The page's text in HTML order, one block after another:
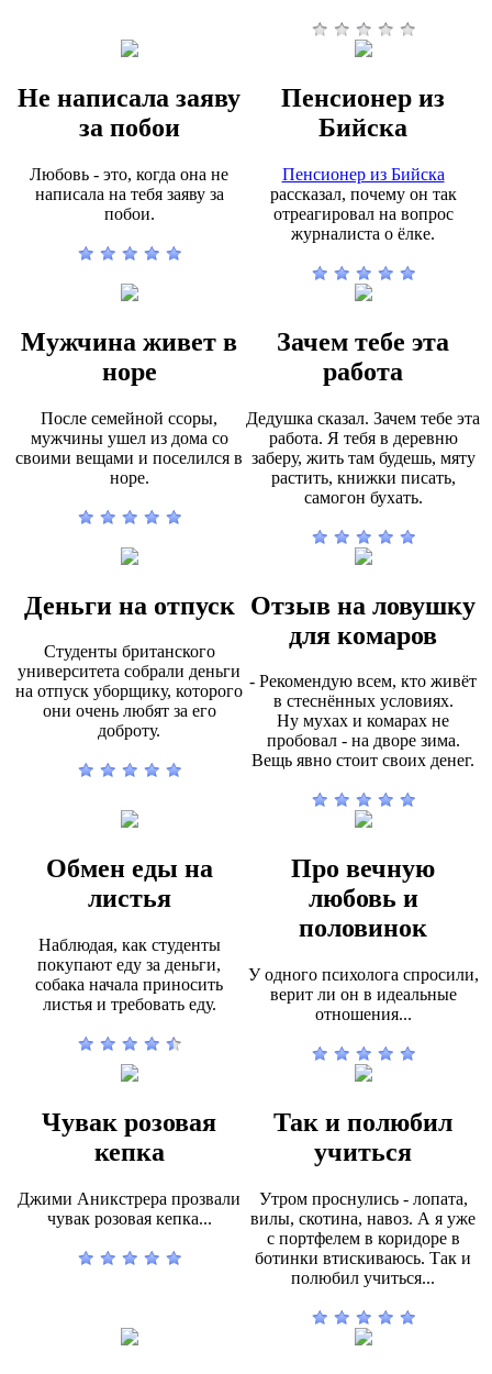
Не написала заяву
за побои
Любовь - это, когда она не
написала на тебя заяву за
побои.
Пенсионер из
Бийска
Пенсионер из Бийска
рассказал, почему он так
отреагировал на вопрос
журналиста о ёлке.
Мужчина живет в
норе
После семейной ссоры,
мужчины ушел из дома со
своими вещами и поселился в
норе.
Зачем тебе эта
работа
Дедушка сказал. Зачем тебе эта
работа. Я тебя в деревню
заберу, жить там будешь, мяту
растить, книжки писать,
самогон бухать.
Деньги на отпуск
Студенты британского
университета собрали деньги
на отпуск уборщику, которого
они очень любят за его
доброту.
Отзыв на ловушку
для комаров
- Рекомендую всем, кто живёт
в стеснённых условиях.
Ну мухах и комарах не
пробовал - на дворе зима.
Вещь явно стоит своих денег.
Обмен еды на
листья
Наблюдая, как студенты
покупают еду за деньги,
собака начала приносить
листья и требовать еду.
Про вечную
любовь и
половинок
У одного психолога спросили,
верит ли он в идеальные
отношения...
Чувак розовая
кепка
Джими Аникстрера прозвали
чувак розовая кепка...
Так и полюбил
учиться
Утром проснулись - лопата,
вилы, скотина, навоз. А я уже
с портфелем в коридоре в
ботинки втискиваюсь. Так и
полюбил учиться...